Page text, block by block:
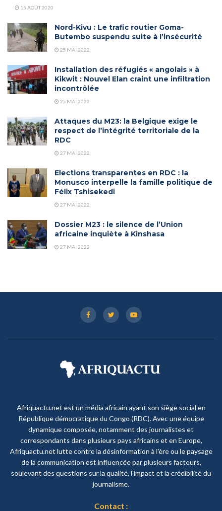
15 AOÛT 2020
Nord-Kivu : Le trafic routier Goma-
Butembo suspendu suite à l’insécurité
25 MAI 2022
Installation des réfugiés « angolais » à
Kikwit : Nouvel Elan craint une infiltration
incontrôlée
25 MAI 2022
Attaques du M23: la Belgique exige le
respect de l’intégrité territoriale de la
RDC
27 MAI 2022
Elections transparentes en RDC : la
Monusco interpelle la famille politique de
Félix Tshisekedi
27 MAI 2022
Dossier M23 : le silence de l’Union
africaine inquiète à Kinshasa
27 MAI 2022
Afriquactu.net est un média africain ayant son siège social en
République démocratique du Congo (RDC). Avec une équipe
dynamique composée, notamment des journalistes et
correspondants dans plusieurs pays africains et en Europe,
Afriquactu.net lutte contre la désinformation à l'ère ou le paysage
de la communication est influencée par plusieurs facteurs,
soulevant des questions sur la qualité, l'impact et la crédibilité du
journalisme.
Contact :